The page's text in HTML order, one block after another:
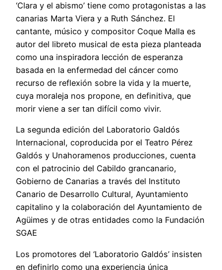
‘Clara y el abismo’ tiene como protagonistas a las
canarias Marta Viera y a Ruth Sánchez. El
cantante, músico y compositor Coque Malla es
autor del libreto musical de esta pieza planteada
como una inspiradora lección de esperanza
basada en la enfermedad del cáncer como
recurso de reflexión sobre la vida y la muerte,
cuya moraleja nos propone, en definitiva, que
morir viene a ser tan difícil como vivir.
La segunda edición del Laboratorio Galdós
Internacional, coproducida por el Teatro Pérez
Galdós y Unahoramenos producciones, cuenta
con el patrocinio del Cabildo grancanario,
Gobierno de Canarias a través del Instituto
Canario de Desarrollo Cultural, Ayuntamiento
capitalino y la colaboración del Ayuntamiento de
Agüimes y de otras entidades como la Fundación
SGAE
Los promotores del ‘Laboratorio Galdós’ insisten
en definirlo como una experiencia única